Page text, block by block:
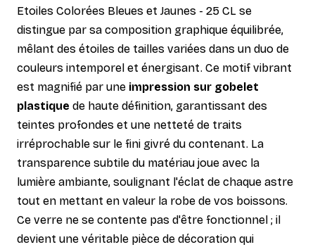
Etoiles Colorées Bleues et Jaunes - 25 CL se
distingue par sa composition graphique équilibrée,
mêlant des étoiles de tailles variées dans un duo de
couleurs intemporel et énergisant. Ce motif vibrant
est magnifié par une impression sur gobelet
plastique de haute définition, garantissant des
teintes profondes et une netteté de traits
irréprochable sur le fini givré du contenant. La
transparence subtile du matériau joue avec la
lumière ambiante, soulignant l'éclat de chaque astre
tout en mettant en valeur la robe de vos boissons.
Ce verre ne se contente pas d'être fonctionnel ; il
devient une véritable pièce de décoration qui